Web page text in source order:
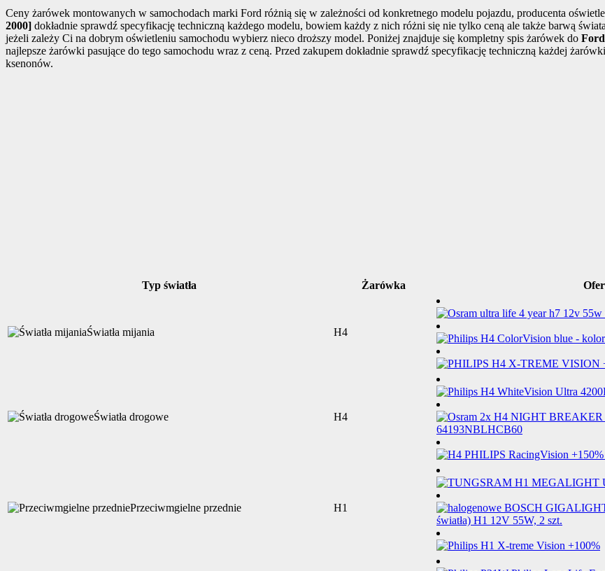
Ceny żarówek montowanych w samochodach marki Ford różnią się w zależności od konkretnego modelu pojazdu, producenta
2000] dokładnie sprawdź specyfikację techniczną każdego modelu, bowiem każdy z nich różni się nie tylko ceną ale także barwą
jeżeli zależy Ci na dobrym oświetleniu samochodu wybierz nieco droższy model. Poniżej znajduje się kompletny spis żarówek do
najlepsze żarówki pasujące do tego samochodu wraz z ceną. Przed zakupem dokładnie sprawdź specyfikację techniczną każdej
ksenonów.
Typ światła Żarówka
Światła mijania H4
Światła drogowe H4
Przeciwmgielne przednie H1